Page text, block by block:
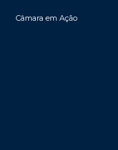
Câmara em Ação